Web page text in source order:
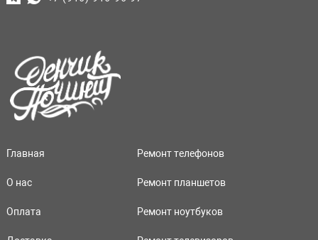
Главная
О нас
Оплата
Ремонт телефонов
Ремонт планшетов
Ремонт ноутбуков